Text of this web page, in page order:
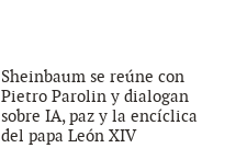
Sheinbaum se reúne con
Pietro Parolin y dialogan
sobre IA, paz y la encíclica
del papa León XIV